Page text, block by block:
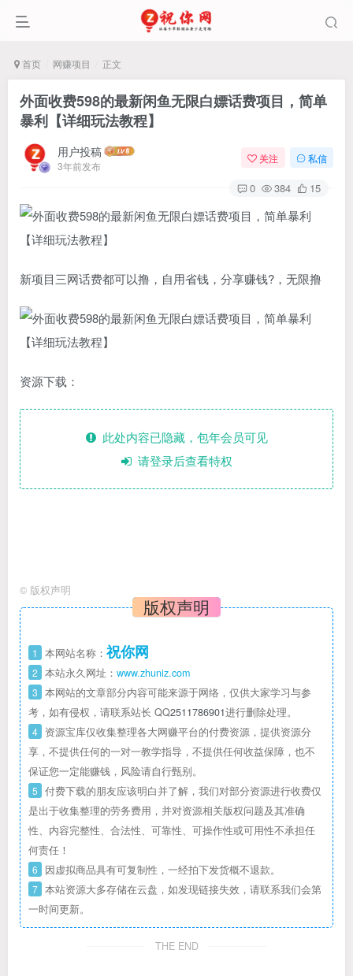
首页 网赚项目 正文
外面收费598的最新闲鱼无限白嫖话费项目，简单
暴利【详细玩法教程】
用户投稿
3年前发布
关注 私信
0 384 15
新项目三网话费都可以撸，自用省钱，分享赚钱?，无限撸
资源下载：
此处内容已隐藏，包年会员可见
请登录后查看特权
© 版权声明
版权声明
1 本网站名称： 祝你网
2 本站永久网址： www.zhuniz.com
3 本网站的文章部分内容可能来源于网络，仅供大家学习与参
考，如有侵权，请联系站长 QQ2511786901进行删除处理。
4 资源宝库仅收集整理各大网赚平台的付费资源，提供资源分
享，不提供任何的一对一教学指导，不提供任何收益保障，也不
保证您一定能赚钱，风险请自行甄别。
5 付费下载的朋友应该明白并了解，我们对部分资源进行收费仅
是出于收集整理的劳务费用，并对资源相关版权问题及其准确
性、内容完整性、合法性、可靠性、可操作性或可用性不承担任
何责任！
6 因虚拟商品具有可复制性，一经拍下发货概不退款。
7 本站资源大多存储在云盘，如发现链接失效，请联系我们会第
一时间更新。
THE END